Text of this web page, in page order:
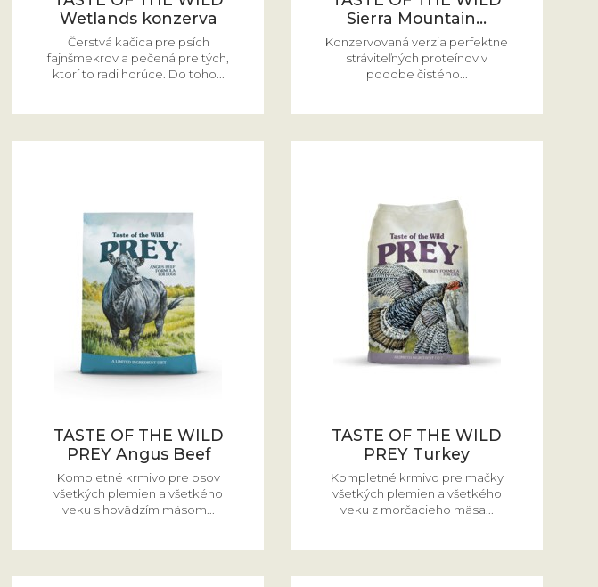
Wetlands konzerva
Čerstvá kačica pre psích
fajnšmekrov a pečená pre tých,
ktorí to radi horúce. Do toho...
Sierra Mountain...
Konzervovaná verzia perfektne
stráviteľných proteínov v
podobe čistého...
TASTE OF THE WILD
PREY Angus Beef
Kompletné krmivo pre psov
všetkých plemien a všetkého
veku s hovädzím mäsom...
TASTE OF THE WILD
PREY Turkey
Kompletné krmivo pre mačky
všetkých plemien a všetkého
veku z morčacieho mäsa...